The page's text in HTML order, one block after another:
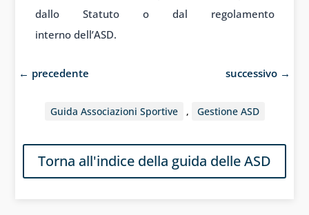
dallo Statuto o dal regolamento
internodell’ASD.
← precedente successivo →
Guida Associazioni Sportive , Gestione ASD
Torna all'indice della guida delle ASD